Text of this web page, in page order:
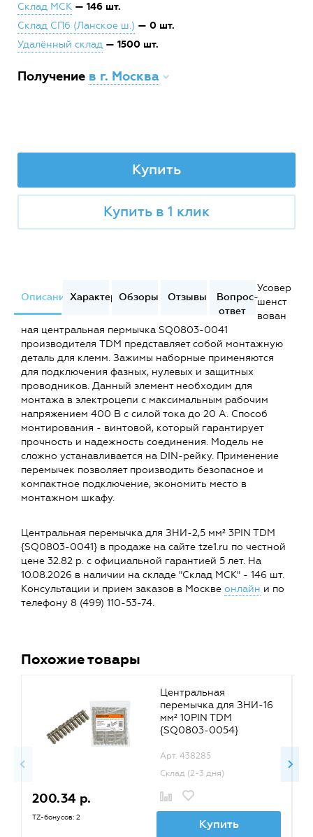
Склад МСК — 146 шт.
Склад СПб (Ланское ш.) — 0 шт.
Удалённый склад — 1500 шт.
Получение в г. Москва
Купить
Купить в 1 клик
ОписаниеХарактеристики
Обзоры Отзывы
Вопрос-
ответ
Усовер
шенст
вован
ная центральная пермычка SQ0803-0041
производителя TDM представляет собой монтажную
деталь для клемм. Зажимы наборные применяются
для подключения фазных, нулевых и защитных
проводников. Данный элемент необходим для
монтажа в электроцепи c максимальным рабочим
напряжением 400 В c силой тока до 20 А. Способ
монтирования - винтовой, который гарантирует
прочность и надежность соединения. Модель не
сложно устанавливается на DIN-рейку. Применение
перемычек позволяет производить безопасное и
компактное подключение, экономить место в
монтажном шкафу.
Центральная перемычка для ЗНИ-2,5 мм² 3PIN TDM
{SQ0803-0041} в продаже на сайте tze1.ru по честной
цене 32.82 р. с официальной гарантией 5 лет. На
10.08.2026 в наличии на складе "Склад МСК" - 146 шт.
Консультации и прием заказов в Москве онлайн и по
телефону 8 (499) 110-53-74.
Похожие товары
Центральная
перемычка для ЗНИ-16
мм² 10PIN TDM
{SQ0803-0054}
Арт. 438285
Склад (2-3 дня)
200.34 р.
TZ-бонусов: 2 Купить